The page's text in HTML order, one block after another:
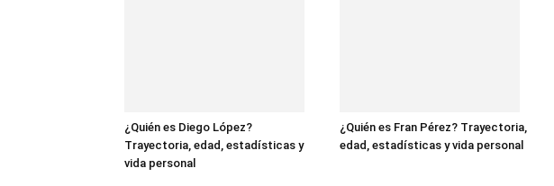
¿Quién es Diego López?
Trayectoria, edad, estadísticas y
vida personal
¿Quién es Fran Pérez? Trayectoria,
edad, estadísticas y vida personal